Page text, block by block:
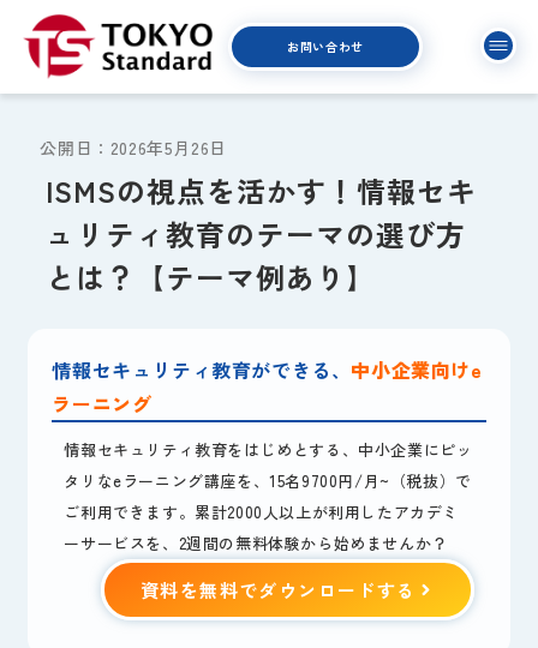
お問い合わせ
公開日：2026年5月26日
ISMSの視点を活かす！情報セキ
ュリティ教育のテーマの選び方
とは？【テーマ例あり】
情報セキュリティ教育ができる、 中小企業向けe
ラーニング
情報セキュリティ教育をはじめとする、中小企業にピッ
タリなeラーニング講座を、15名9700円/月~（税抜）で
ご利用できます。累計2000人以上が利用したアカデミ
ーサービスを、2週間の無料体験から始めませんか？
資料を無料でダウンロードする